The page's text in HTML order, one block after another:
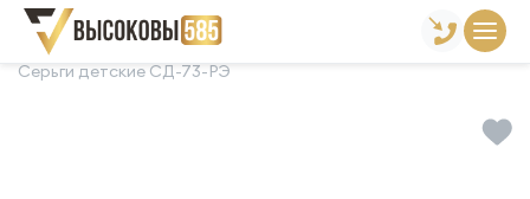
Главная Склад готовой продукции
Серьги детские СД-73-РЭ